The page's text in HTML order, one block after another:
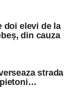
doi elevi de la
din cauza
strada